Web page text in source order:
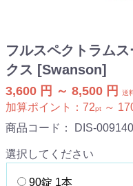
フルスペクトラム
クス [Swanson]
3,600 円 ～ 8,500 円 送
加算ポイント： 72pt ～
商品コード： DIS-
選択してください
90錠 1本